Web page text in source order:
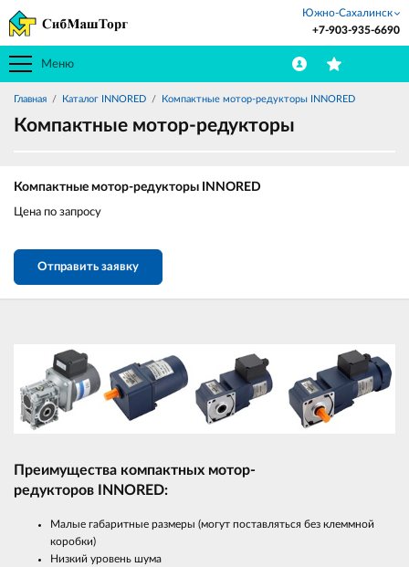
Меню
Южно-Сахалинск
+7-903-935-6690
Главная Каталог INNORED Компактные мотор-редукторы INNORED
Компактные мотор-редукторы
Компактные мотор-редукторы INNORED
Цена по запросу
Отправить заявку
Преимущества компактных мотор-
редукторов
INNORED:
Малые габаритные размеры (могут поставляться без клеммной
коробки)
Низкий уровень шума